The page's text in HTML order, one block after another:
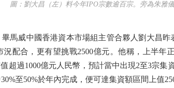
圖：劉大昌（左）料今年IPO宗數逾百宗。旁為朱雅儀
威中國香港資本市場組主管合夥人劉大昌昨
配合，更有望挑戰2500億元。他稱，上半年
超過1000億元人民幣，預計當中出現2至3宗集
至50%於年內完成，便可達集資額區間上值